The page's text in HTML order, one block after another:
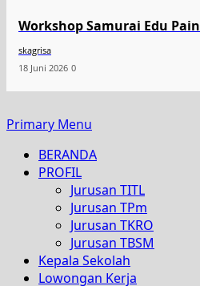
Workshop Samurai Edu
skagrisa
18 Juni 2026 0
Primary Menu
BERANDA
PROFIL
Jurusan TITL
Jurusan TPm
Jurusan TKRO
Jurusan TBSM
Kepala Sekolah
Lowongan Kerja